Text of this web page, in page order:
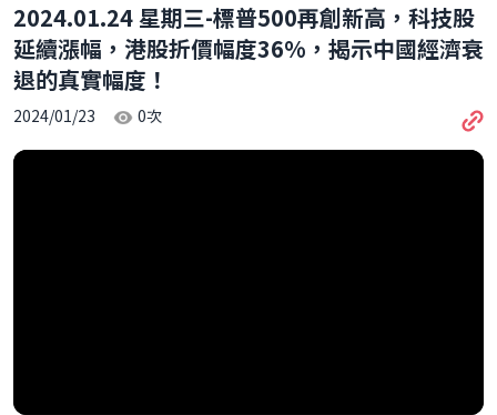
2024.01.24 星期三-標普500再創新高，科技股
延續漲幅，港股折價幅度36%，揭示中國經濟衰
退的真實幅度！
2024/01/23 0次